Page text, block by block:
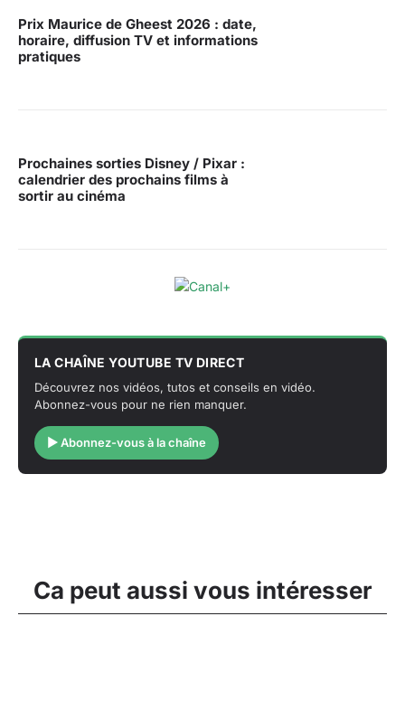
Prix Maurice de Gheest 2026 : date,
horaire, diffusion TV et informations
pratiques
Prochaines sorties Disney / Pixar :
calendrier des prochains films à
sortir au cinéma
LA CHAÎNE YOUTUBE TV DIRECT
Découvrez nos vidéos, tutos et conseils en vidéo.
Abonnez-vous pour ne rien manquer.
▶ Abonnez-vous à la chaîne
Ca peut aussi vous intéresser